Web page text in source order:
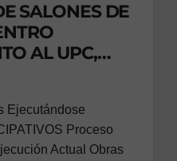
SALONES DE
AL UPC,
Ejecutándose
Proceso
Actual Obras